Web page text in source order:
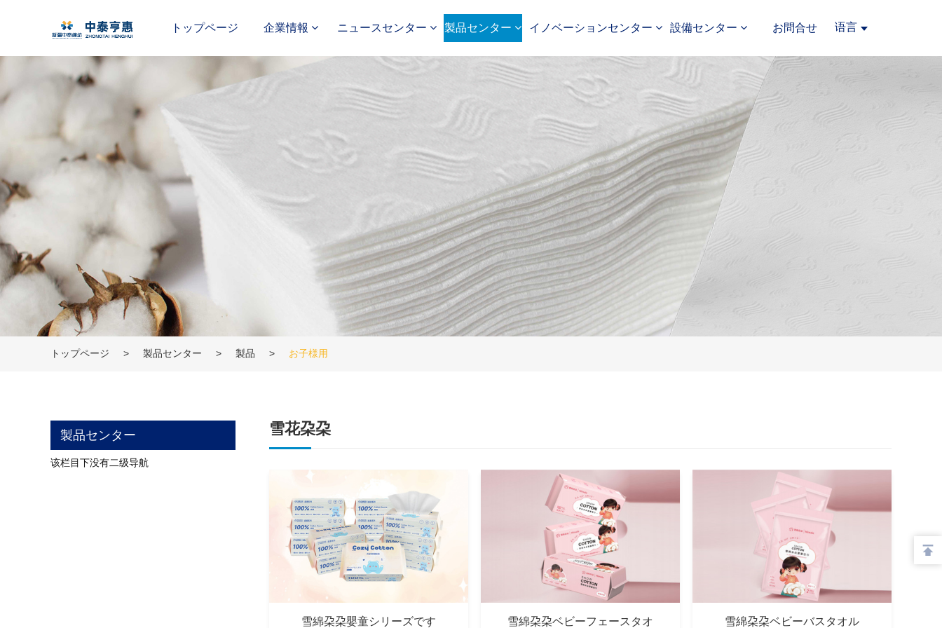
トップページ 企業情報 ニュースセンター 製品センター イノベーションセンター 設備センター お問合せ 语言
トップページ > 製品センター > 製品 > お子様用
製品センター
该栏目下没有二级导航
雪花朶朶
雪綿朶朶嬰童シリーズです 雪綿朶朶ベビーフェースタオ 雪綿朶朶ベビーバスタオル